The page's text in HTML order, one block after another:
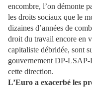
encombre, l’on démonte
les droits sociaux que le
dizaines d’années de
droit du travail encore en
capitaliste débridée, sont
gouvernement DP-LSAP-
cette direction.
L’Euro a exacerbé les